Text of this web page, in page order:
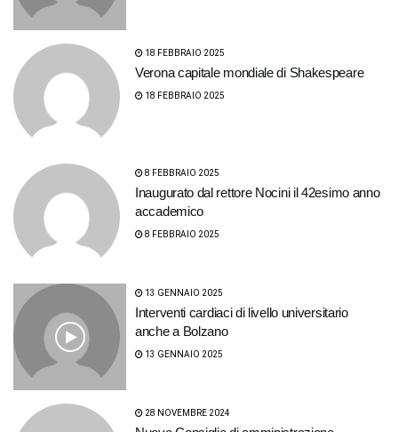
18 FEBBRAIO 2025
Verona capitale mondiale di Shakespeare
18 FEBBRAIO 2025
8 FEBBRAIO 2025
Inaugurato dal rettore Nocini il 42esimo anno
accademico
8 FEBBRAIO 2025
13 GENNAIO 2025
Interventi cardiaci di livello universitario
anche a Bolzano
13 GENNAIO 2025
28 NOVEMBRE 2024